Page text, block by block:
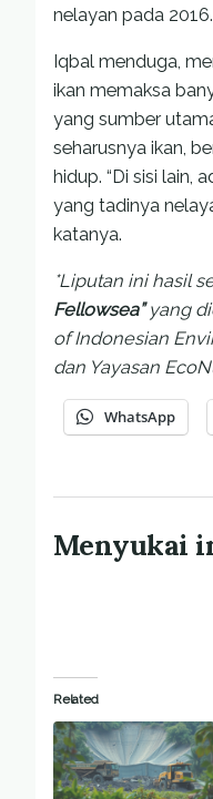
nelayan pada 2016.
Iqbal menduga,
ikan memaksa
yang sumber
seharusnya ikan,
hidup. “Di sisi lain,
yang tadinya
katanya.
*Liputan ini hasil
Fellowsea”yang
of Indonesian
dan Yayasan
WhatsApp
Menyukai
Related